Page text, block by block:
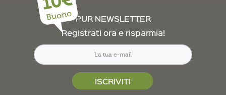
Buono PUR NEWSLETTER
Registrati ora e risparmia!
ISCRIVITI